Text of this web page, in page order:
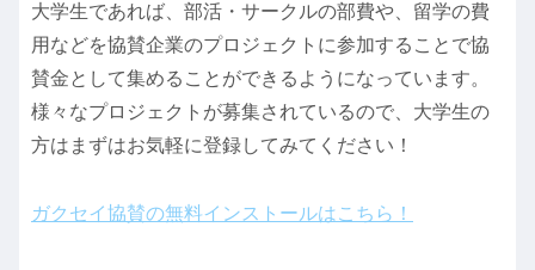
大学生であれば、部活・サークルの部費や、留学の費
用などを協賛企業のプロジェクトに参加することで協
賛金として集めることができるようになっています。
様々なプロジェクトが募集されているので、大学生の
方はまずはお気軽に登録してみてください！
ガクセイ協賛の無料インストールはこちら！